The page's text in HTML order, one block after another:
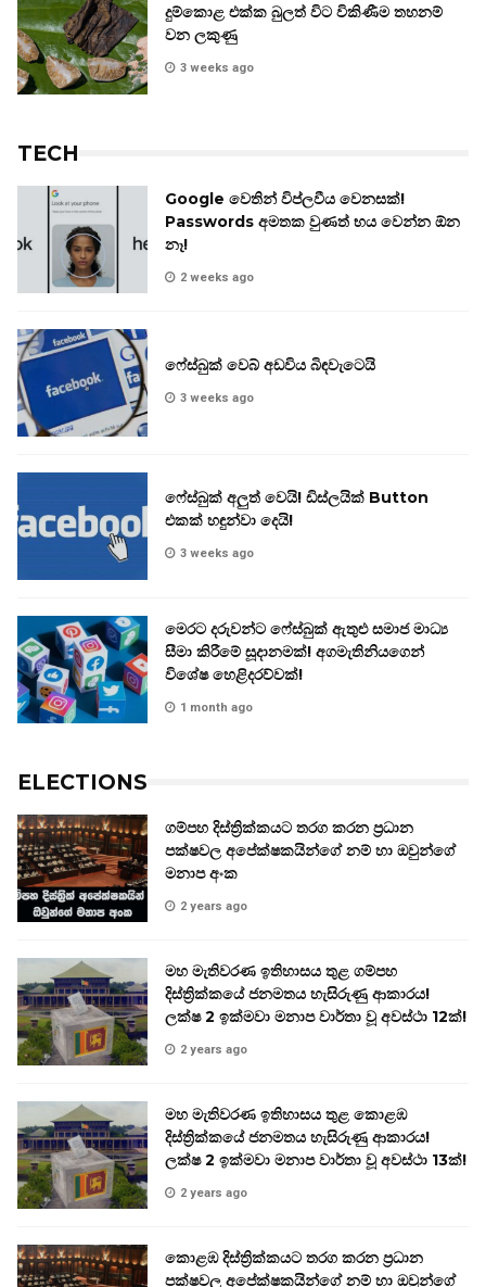
දුම්කොළ එක්ක බුලත් විට විකිණීම තහනම්
වන ලකුණු
3 weeks ago
TECH
Google වෙතින් විප්ලවීය වෙනසක්!
Passwords අමතක වුණත් භය වෙන්න ඕන
නෑ!
2 weeks ago
ෆේස්බුක් වෙබ් අඩවිය බිඳවැටෙයි
3 weeks ago
ෆේස්බුක් අලුත් වෙයි! ඩිස්ලයික් Button
එකක් හඳුන්වා දෙයි!
3 weeks ago
මෙරට දරුවන්ට ෆේස්බුක් ඇතුළු සමාජ මාධ්‍ය
සීමා කිරීමේ සූදානමක්! අගමැතිනියගෙන්
විශේෂ හෙළිදරව්වක්!
1 month ago
ELECTIONS
ගම්පහ දිස්ත්‍රික්කයට තරග කරන ප්‍රධාන
පක්ෂවල අපේක්ෂකයින්ගේ නම් හා ඔවුන්ගේ
මනාප අංක
2 years ago
මහ මැතිවරණ ඉතිහාසය තුළ ගම්පහ
දිස්ත්‍රික්කයේ ජනමතය හැසිරුණු ආකාරය!
ලක්ෂ 2 ඉක්මවා මනාප වාර්තා වූ අවස්ථා 12ක්!
2 years ago
මහ මැතිවරණ ඉතිහාසය තුළ කොළඹ
දිස්ත්‍රික්කයේ ජනමතය හැසිරුණු ආකාරය!
ලක්ෂ 2 ඉක්මවා මනාප වාර්තා වූ අවස්ථා 13ක්!
2 years ago
කොළඹ දිස්ත්‍රික්කයට තරග කරන ප්‍රධාන
පක්ෂවල අපේක්ෂකයින්ගේ නම් හා ඔවුන්ගේ